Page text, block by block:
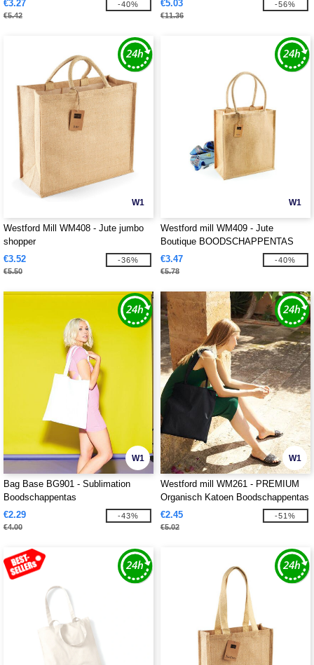
€3.27
€5.42
-40% €5.03
€11.36
-56%
W1
Westford Mill WM408 - Jute jumbo
shopper
€3.52
€5.50
-36%
W1
Westford mill WM409 - Jute
Boutique BOODSCHAPPENTAS
€3.47
€5.78
-40%
W1
Bag Base BG901 - Sublimation
Boodschappentas
€2.29
€4.00
-43%
W1
Westford mill WM261 - PREMIUM
Organisch Katoen Boodschappentas
€2.45
€5.02
-51%